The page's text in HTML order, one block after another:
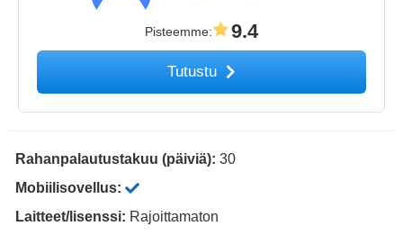
Pisteemme: 9.4
Tutustu
Rahanpalautustakuu (päiviä): 30
Mobiilisovellus:
Laitteet/lisenssi: Rajoittamaton